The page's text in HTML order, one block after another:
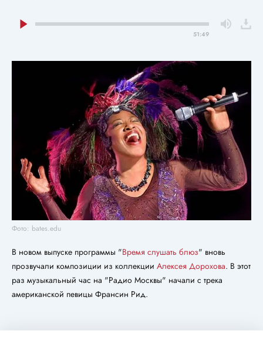
51:49
Фото: bates.edu
В новом выпуске программы "Время слушать блюз" вновь
прозвучали композиции из коллекции Алексея Дорохова. В этот
раз музыкальный час на "Радио Москвы" начали с трека
американской певицы Франсин Рид.